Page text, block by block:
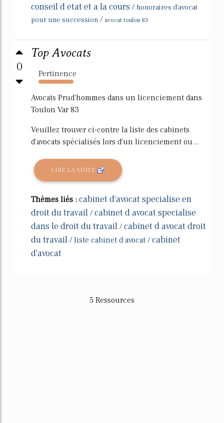
conseil d etat et a la cours / honoraires d'avocat
pour une succession / avocat toulon 83
0
Top Avocats
Pertinence
784%
Avocats Prud'hommes dans un licenciement dans
Toulon Var 83
Veuillez trouver ci-contre la liste des cabinets
d'avocats spécialisés lors d'un licenciement ou...
LIRE LA SUITE
Thèmes liés : cabinet d'avocat specialise en
droit du travail /cabinet d avocat specialise
dans le droit du travail /cabinet d avocat droit
du travail /liste cabinet d avocat /cabinet
d'avocat
5 Ressources